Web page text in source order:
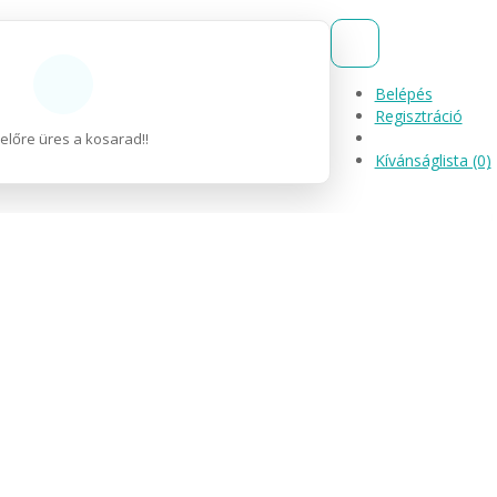
üres a kosarad!!
Belépés
Regisztráció
Kívánságlista (0)